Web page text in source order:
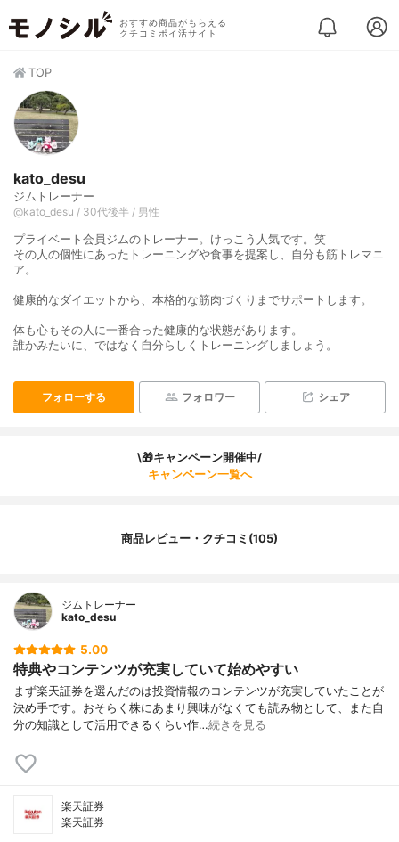
おすすめ商品がもらえる
クチコミポイ活サイト
TOP
kato_desu
ジムトレーナー
@kato_desu / 30代後半 / 男性
プライベート会員ジムのトレーナー。けっこう人気です。笑
その人の個性にあったトレーニングや食事を提案し、自分も筋トレマニ
ア。
健康的なダイエットから、本格的な筋肉づくりまでサポートします。
体も心もその人に一番合った健康的な状態があります。
誰かみたいに、ではなく自分らしくトレーニングしましょう。
フォローする フォロワー シェア
\🎁キャンペーン開催中/
キャンペーン一覧へ
商品レビュー・クチコミ(105)
ジムトレーナー
kato_desu
5.00
特典やコンテンツが充実していて始めやすい
まず楽天証券を選んだのは投資情報のコンテンツが充実していたことが
決め手です。おそらく株にあまり興味がなくても読み物として、また自
分の知識として活用できるくらい作…続きを見る
楽天証券
楽天証券